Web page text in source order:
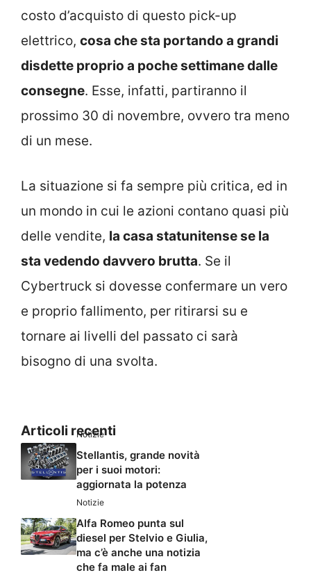
costo d’acquisto di questo pick-up
elettrico, cosa che sta portando a grandi
disdette proprio a poche settimane dalle
consegne. Esse, infatti, partiranno il
prossimo 30 di novembre, ovvero tra meno
di un mese.
La situazione si fa sempre più critica, ed in
un mondo in cui le azioni contano quasi più
delle vendite, la casa statunitense se la
sta vedendo davvero brutta. Se il
Cybertruck si dovesse confermare un vero
e proprio fallimento, per ritirarsi su e
tornare ai livelli del passato ci sarà
bisogno di una svolta.
Articoli recenti
Notizie
Stellantis, grande novità
per i suoi motori:
aggiornata la potenza
Notizie
Alfa Romeo punta sul
diesel per Stelvio e Giulia,
ma c’è anche una notizia
che fa male ai fan